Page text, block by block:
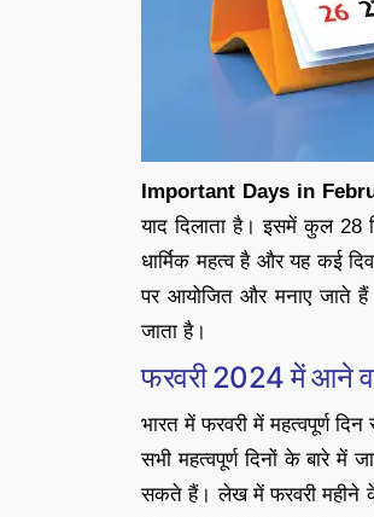
Important Days in
याद दिलाता है। इसमें कुल 28
धार्मिक महत्व है और यह कई
पर आयोजित और मनाए जाते
जाता है।
फरवरी 2024 में आने
भारत में फरवरी में महत्वपूर्ण
सभी महत्वपूर्ण दिनों के बारे में
सकते हैं। लेख में फरवरी महीने के